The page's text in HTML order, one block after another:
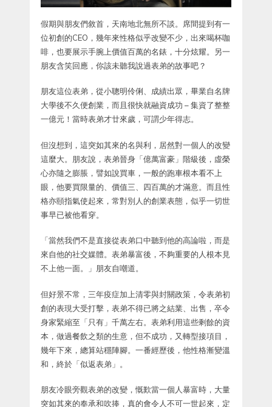
假期與朋友們敘首，天南地北無所不談。席間提到有一
位初創的CEO，幾年來性格似乎改變不少，出來喝杯咖
啡，也要展示手腕上價值百萬的名錶，十分炫耀。另一
朋友含笑回應，你該未聽我說過表弟的故事吧？
朋友這位表弟，從小聰明伶俐、成績出眾，畢業自名牌
大學後不久便創業，而且很快就融資成功 – 集資了整整
一億元！當時表弟才廿來歲，可謂少年得志。
但沒想到，這突如其來的名與利，居然對一個人的改變
這麼大。朋友說，表弟晉身「億萬富豪」階級後，虛榮
心亦隨之膨脹，譬如說買車，一般的跑車根本看不上
眼，他要買限量的、價值三、四百萬的才滿意。而且性
格亦頤指氣使起來，常對別人的創業表態，似乎一切世
事早已被他看穿。
「當然我們不是直接從表弟口中聽到他的高論啦，而是
來自他的社交媒體。表弟暴富後，不夠重要的人根本見
不上他一面。」朋友自嘲道。
但好景不常，三年疫症加上清零與封關政策，令表弟初
創的表現大受打擊，表弟不得已將之結業、出售，卒令
身家緊縮至「只有」千萬左右。表弟利用這些剩餘的資
本，做過餐飲之類的生意，但不成功，又轉型接項目，
幾年下來，總算站穩陣腳。一番經歷後，他性格漸變溫
和，終於「似返表弟」。
朋友冷眼旁觀表弟的改變，慨歎當一個人暴富時，大量
突如其來的奉承和吹捧，真的會令人不可一世起來，定